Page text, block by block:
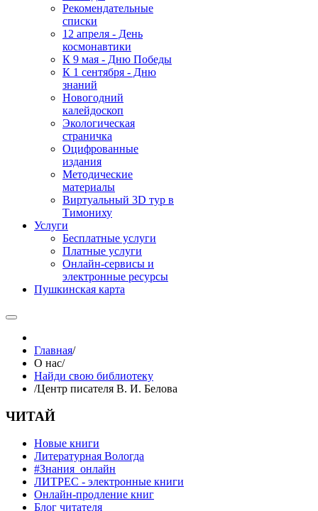
Рекомендательные
списки
12 апреля - День
космонавтики
К 9 мая - Дню Победы
К 1 сентября - Дню
знаний
Новогодний
калейдоскоп
Экологическая
страничка
Оцифрованные
издания
Методические
материалы
Виртуальный 3D тур в
Тимониху
Услуги
Бесплатные услуги
Платные услуги
Онлайн-сервисы и
электронные ресурсы
Пушкинская карта
Главная/
О нас/
Найди свою библиотеку
/Центр писателя В. И. Белова
ЧИТАЙ
Новые книги
Литературная Вологда
#Знания_онлайн
ЛИТРЕС - электронные книги
Онлайн-продление книг
Блог читателя